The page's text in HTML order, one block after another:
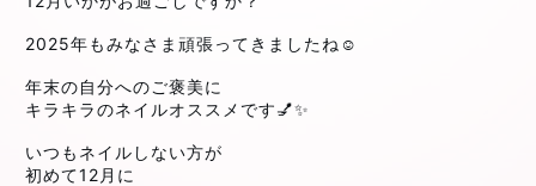
2025年もみなさま頑張ってきましたね☺️
年末の自分へのご褒美に
キラキラのネイルオススメです💅✨
いつもネイルしない方が
初めて12月に